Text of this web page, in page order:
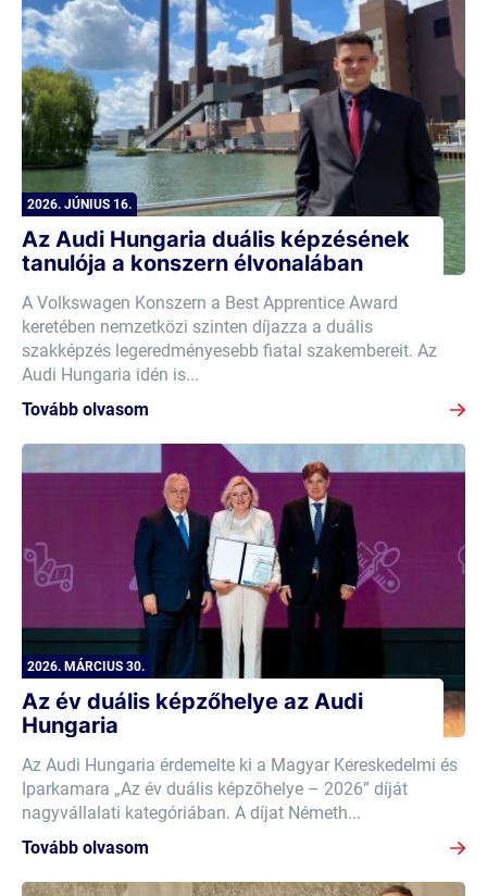
2026. JÚNIUS 16.
Az Audi Hungaria duális képzésének
tanulója a konszern élvonalában
A Volkswagen Konszern a Best Apprentice Award
keretében nemzetközi szinten díjazza a duális
szakképzés legeredményesebb fiatal szakembereit. Az
Audi Hungaria idén is...
Tovább olvasom
2026. MÁRCIUS 30.
Az év duális képzőhelye az Audi
Hungaria
Az Audi Hungaria érdemelte ki a Magyar Kereskedelmi és
Iparkamara „Az év duális képzőhelye – 2026” díját
nagyvállalati kategóriában. A díjat Németh...
Tovább olvasom